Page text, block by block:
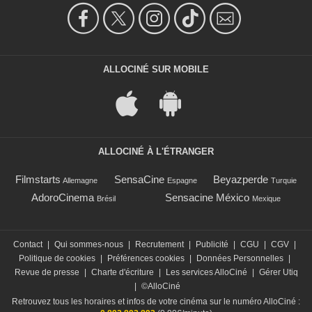
ALLOCINÉ SUR MOBILE
ALLOCINÉ À L'ÉTRANGER
Filmstarts Allemagne SensaCine Espagne Beyazperde Turquie
AdoroCinema Brésil Sensacine México Mexique
Contact Qui sommes-nous Recrutement Publicité CGU CGV
Politique de cookies
Préférences cookies Données Personnelles
Revue de presse
Charte d'écriture Les services AlloCiné
Gérer Utiq
©AlloCiné
Retrouvez tous les horaires et infos de votre cinéma sur le numéro AlloCiné :